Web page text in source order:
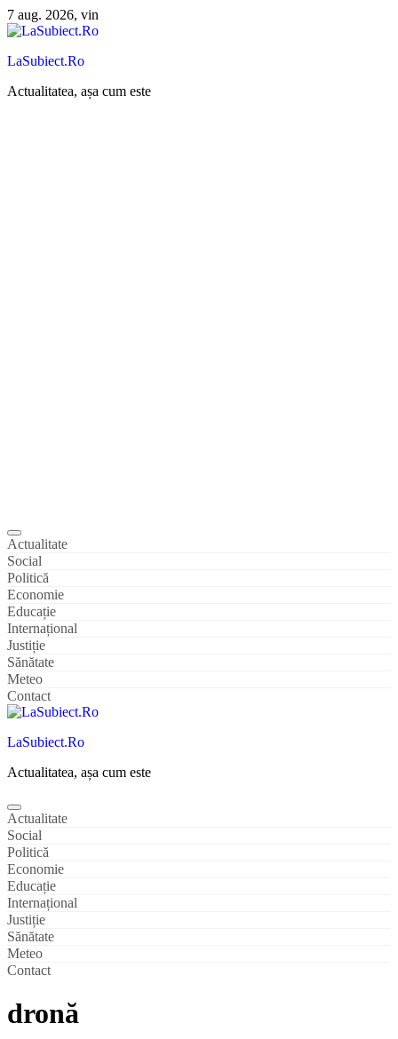
Sari
la
7 aug. 2026, vin
LaSubiect.Ro
Actualitatea, așa cum este
Actualitate
Social
Politică
Economie
Educație
Internațional
Justiție
Sănătate
Meteo
Contact
LaSubiect.Ro
Actualitatea, așa cum este
Actualitate
Social
Politică
Economie
Educație
Internațional
Justiție
Sănătate
Meteo
Contact
dronă